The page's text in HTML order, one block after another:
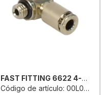
FAST FITTING 6622 4-M6
Código de artículo: 00L0154345H